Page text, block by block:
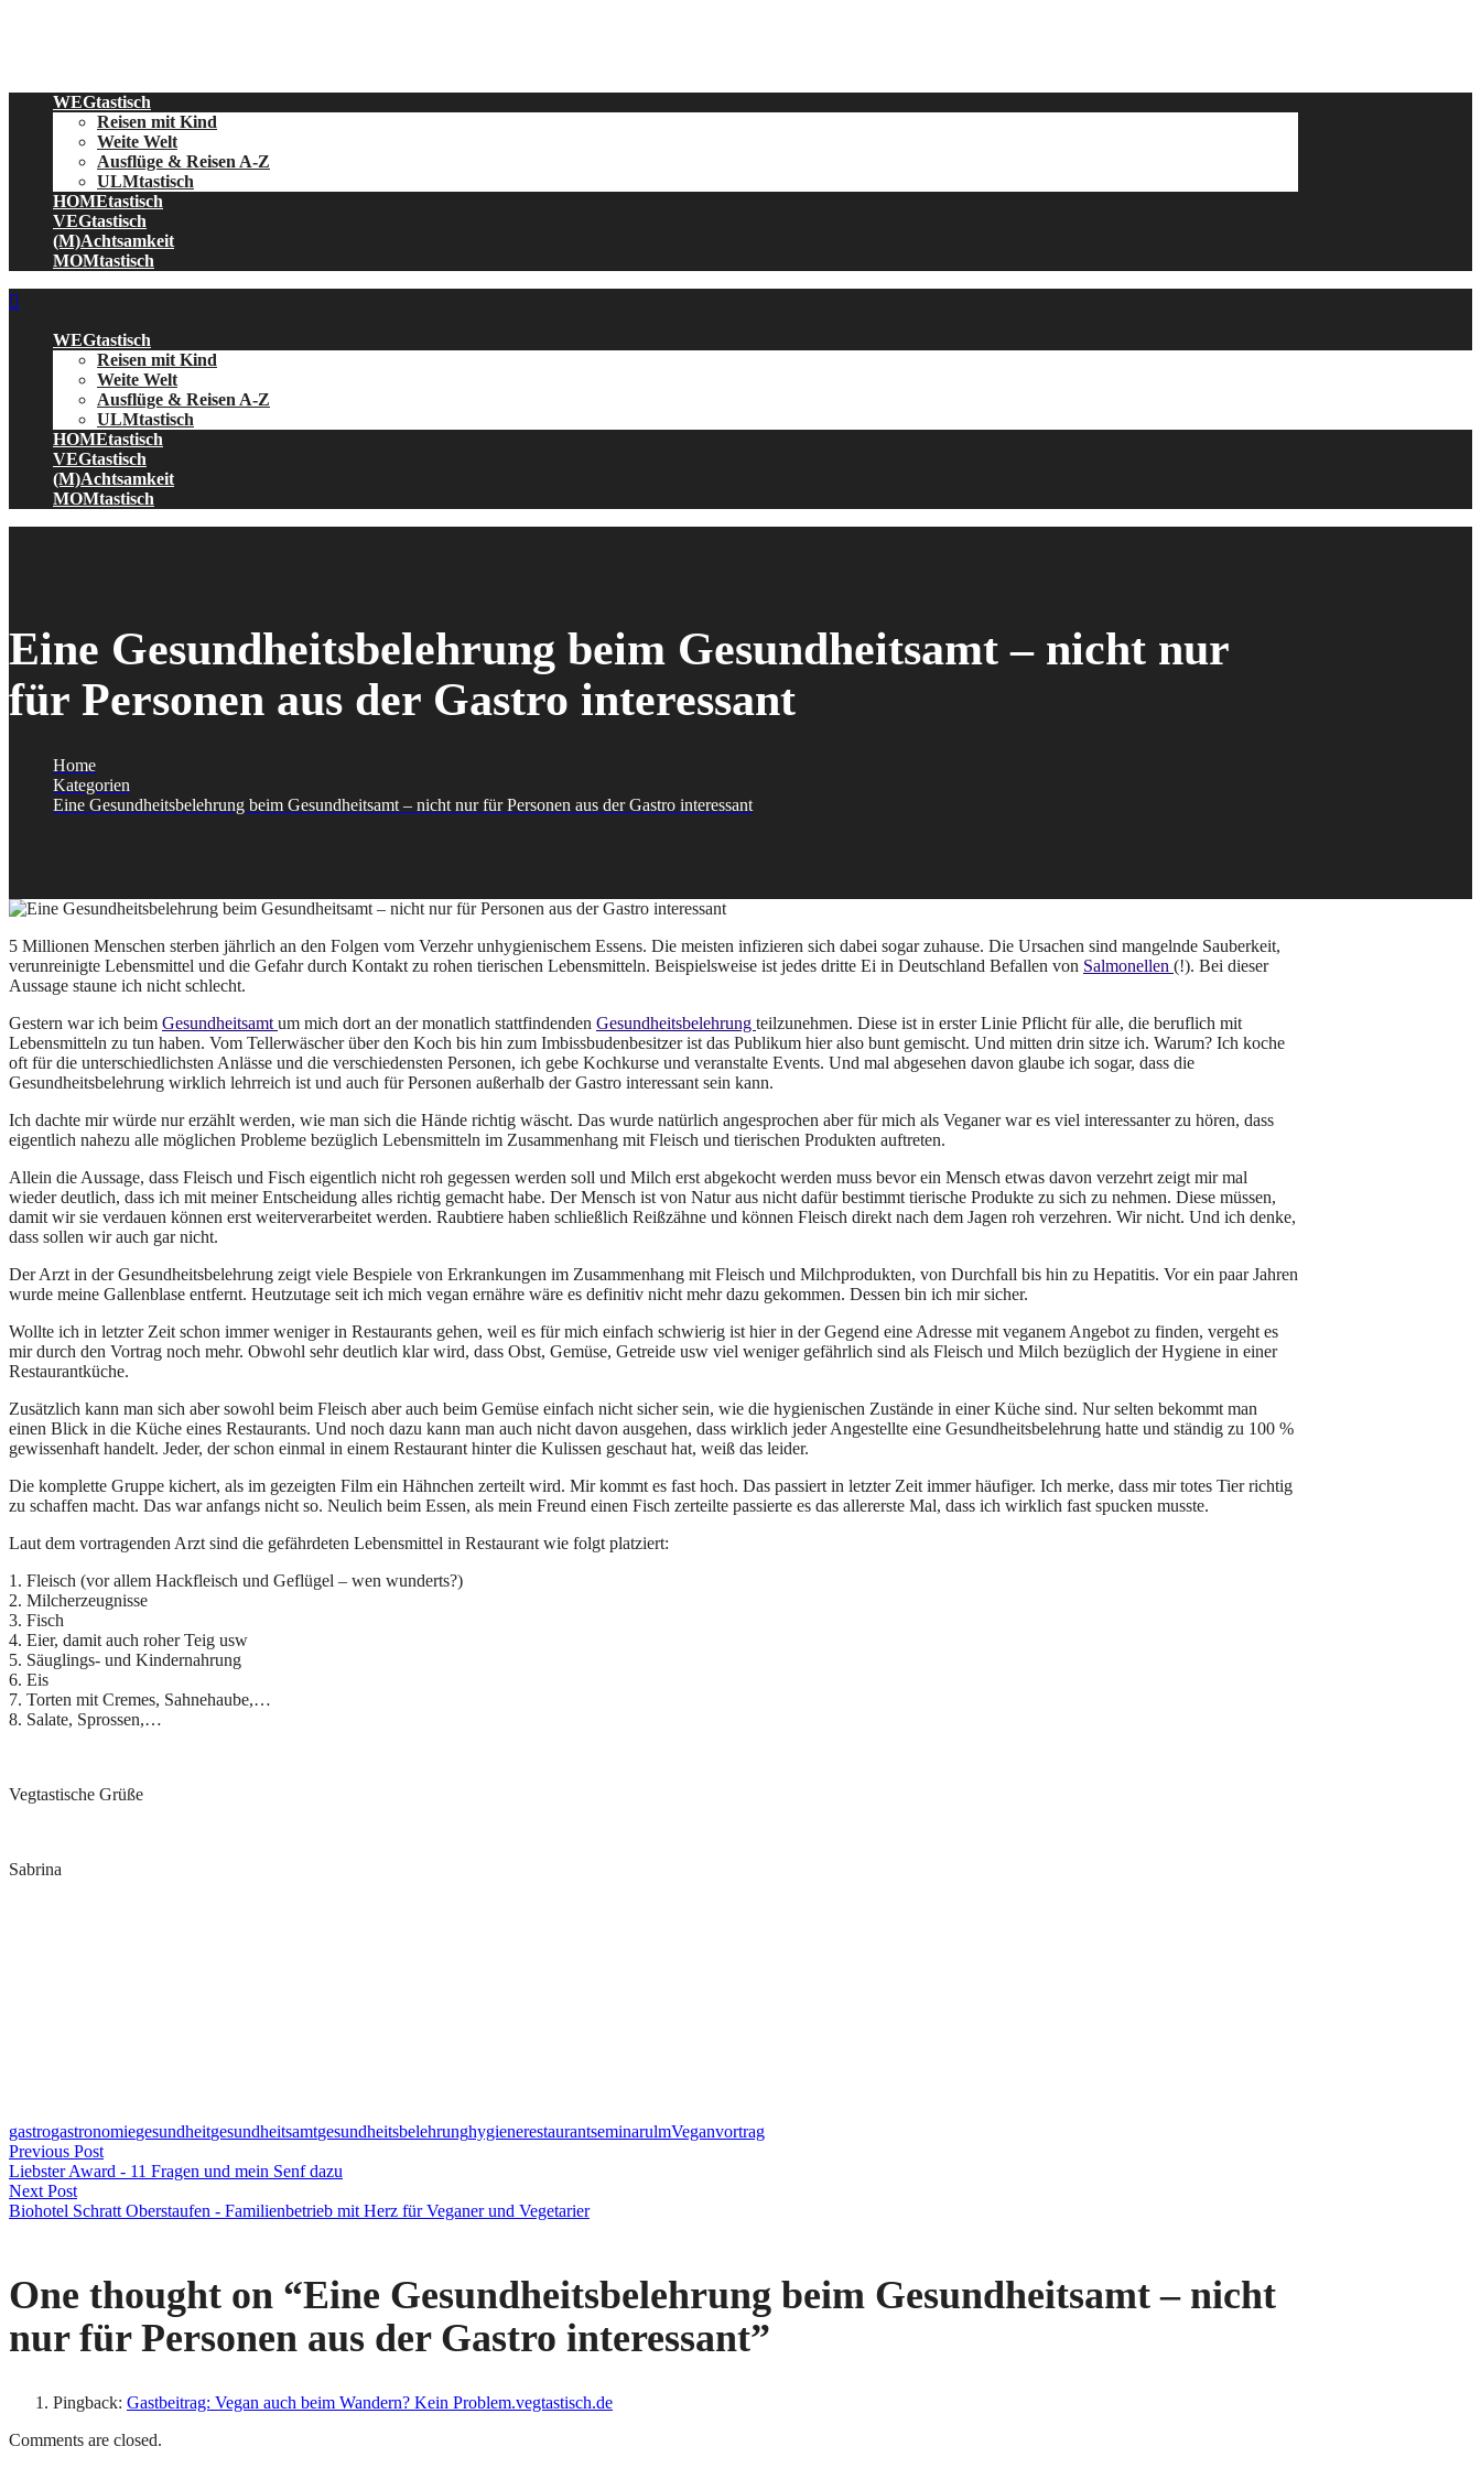
WEGtastisch
Reisen mit Kind
Weite Welt
Ausflüge & Reisen A-Z
ULMtastisch
HOMEtastisch
VEGtastisch
(M)Achtsamkeit
MOMtastisch
WEGtastisch
Reisen mit Kind
Weite Welt
Ausflüge & Reisen A-Z
ULMtastisch
HOMEtastisch
VEGtastisch
(M)Achtsamkeit
MOMtastisch
Eine Gesundheitsbelehrung beim Gesundheitsamt – nicht nur
für Personen aus der Gastro interessant
Home
Kategorien
Eine Gesundheitsbelehrung beim Gesundheitsamt – nicht nur für Personen aus der Gastro interessant
5 Millionen Menschen sterben jährlich an den Folgen vom Verzehr unhygienischem Essens. Die meisten infizieren sich dabei sogar zuhause. Die Ursachen sind mangelnde Sauberkeit,
verunreinigte Lebensmittel und die Gefahr durch Kontakt zu rohen tierischen Lebensmitteln. Beispielsweise ist jedes dritte Ei in Deutschland Befallen von Salmonellen (!). Bei dieser
Aussage staune ich nicht schlecht.
Gestern war ich beim Gesundheitsamt um mich dort an der monatlich stattfindenden Gesundheitsbelehrung teilzunehmen. Diese ist in erster Linie Pflicht für alle, die beruflich mit
Lebensmitteln zu tun haben. Vom Tellerwäscher über den Koch bis hin zum Imbissbudenbesitzer ist das Publikum hier also bunt gemischt. Und mitten drin sitze ich. Warum? Ich koche
oft für die unterschiedlichsten Anlässe und die verschiedensten Personen, ich gebe Kochkurse und veranstalte Events. Und mal abgesehen davon glaube ich sogar, dass die
Gesundheitsbelehrung wirklich lehrreich ist und auch für Personen außerhalb der Gastro interessant sein kann.
Ich dachte mir würde nur erzählt werden, wie man sich die Hände richtig wäscht. Das wurde natürlich angesprochen aber für mich als Veganer war es viel interessanter zu hören, dass
eigentlich nahezu alle möglichen Probleme bezüglich Lebensmitteln im Zusammenhang mit Fleisch und tierischen Produkten auftreten.
Allein die Aussage, dass Fleisch und Fisch eigentlich nicht roh gegessen werden soll und Milch erst abgekocht werden muss bevor ein Mensch etwas davon verzehrt zeigt mir mal
wieder deutlich, dass ich mit meiner Entscheidung alles richtig gemacht habe. Der Mensch ist von Natur aus nicht dafür bestimmt tierische Produkte zu sich zu nehmen. Diese müssen,
damit wir sie verdauen können erst weiterverarbeitet werden. Raubtiere haben schließlich Reißzähne und können Fleisch direkt nach dem Jagen roh verzehren. Wir nicht. Und ich denke,
dass sollen wir auch gar nicht.
Der Arzt in der Gesundheitsbelehrung zeigt viele Bespiele von Erkrankungen im Zusammenhang mit Fleisch und Milchprodukten, von Durchfall bis hin zu Hepatitis. Vor ein paar Jahren
wurde meine Gallenblase entfernt. Heutzutage seit ich mich vegan ernähre wäre es definitiv nicht mehr dazu gekommen. Dessen bin ich mir sicher.
Wollte ich in letzter Zeit schon immer weniger in Restaurants gehen, weil es für mich einfach schwierig ist hier in der Gegend eine Adresse mit veganem Angebot zu finden, vergeht es
mir durch den Vortrag noch mehr. Obwohl sehr deutlich klar wird, dass Obst, Gemüse, Getreide usw viel weniger gefährlich sind als Fleisch und Milch bezüglich der Hygiene in einer
Restaurantküche.
Zusätzlich kann man sich aber sowohl beim Fleisch aber auch beim Gemüse einfach nicht sicher sein, wie die hygienischen Zustände in einer Küche sind. Nur selten bekommt man
einen Blick in die Küche eines Restaurants. Und noch dazu kann man auch nicht davon ausgehen, dass wirklich jeder Angestellte eine Gesundheitsbelehrung hatte und ständig zu 100 %
gewissenhaft handelt. Jeder, der schon einmal in einem Restaurant hinter die Kulissen geschaut hat, weiß das leider.
Die komplette Gruppe kichert, als im gezeigten Film ein Hähnchen zerteilt wird. Mir kommt es fast hoch. Das passiert in letzter Zeit immer häufiger. Ich merke, dass mir totes Tier richtig
zu schaffen macht. Das war anfangs nicht so. Neulich beim Essen, als mein Freund einen Fisch zerteilte passierte es das allererste Mal, dass ich wirklich fast spucken musste.
Laut dem vortragenden Arzt sind die gefährdeten Lebensmittel in Restaurant wie folgt platziert:
1. Fleisch (vor allem Hackfleisch und Geflügel – wen wunderts?)
2. Milcherzeugnisse
3. Fisch
4. Eier, damit auch roher Teig usw
5. Säuglings- und Kindernahrung
6. Eis
7. Torten mit Cremes, Sahnehaube,…
8. Salate, Sprossen,…
Vegtastische Grüße
Sabrina
gastrogastronomiegesundheitgesundheitsamtgesundheitsbelehrunghygienerestaurantseminarulmVeganvortrag
Beitragsnavigation
Previous Post
Liebster Award - 11 Fragen und mein Senf dazu
Next Post
Biohotel Schratt Oberstaufen - Familienbetrieb mit Herz für Veganer und Vegetarier
One thought on “Eine Gesundheitsbelehrung beim Gesundheitsamt – nicht
nur für Personen aus der Gastro interessant”
Pingback: Gastbeitrag: Vegan auch beim Wandern? Kein Problem.vegtastisch.de
Comments are closed.